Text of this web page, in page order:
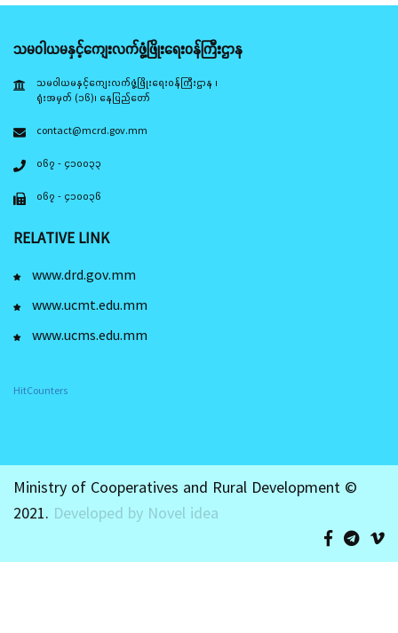
သမဝါယမနှင့်ကျေးလက်ဖွံ့ဖြိုးရေးဝန်ကြီးဌာန
သမဝါယမနှင့်ကျေးလက်ဖွံ့ဖြိုးရေးဝန်ကြီးဌာန ၊
ရုံးအမှတ် (၁၆)၊ နေပြည်တော်
contact@mcrd.gov.mm
၀၆၇ - ၄၁၀၀၃၃
၀၆၇ - ၄၁၀၀၃၆
RELATIVE LINK
www.drd.gov.mm
www.ucmt.edu.mm
www.ucms.edu.mm
HitCounters
Ministry of Cooperatives and Rural Development ©
2021. Developed by Novel idea